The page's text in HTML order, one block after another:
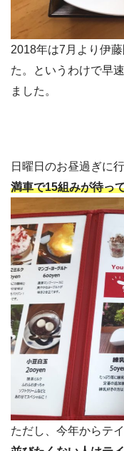
2018年は7月より伊
た。というわけで早
ました。
日曜日のお昼過ぎに
満車で15組みが待っ
ただし、今年からテ